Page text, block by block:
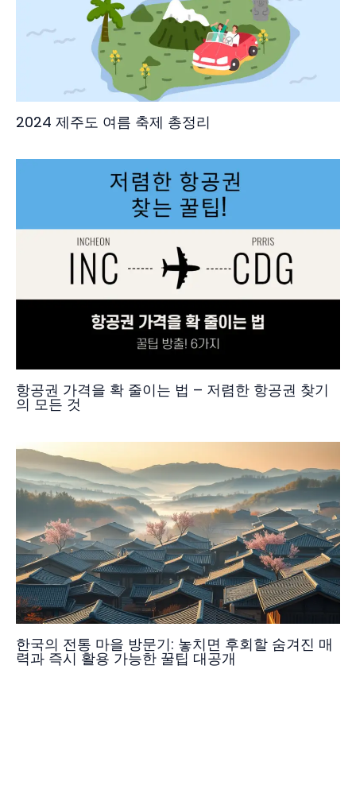
2024 제주도 여름 축제 총정리
항공권 가격을 확 줄이는 법 – 저렴한 항공권 찾기
의 모든 것
한국의 전통 마을 방문기: 놓치면 후회할 숨겨진 매
력과 즉시 활용 가능한 꿀팁 대공개